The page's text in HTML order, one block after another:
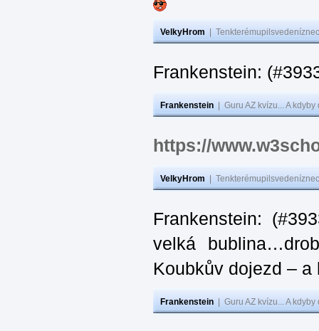
VelkyHrom
Frankenstein:
Frankenstein Guru AZ kvízu... A
https://
VelkyHrom
Frankenstein:
velká
Koubkův dojezd –
Frankenstein Guru AZ kvízu... A